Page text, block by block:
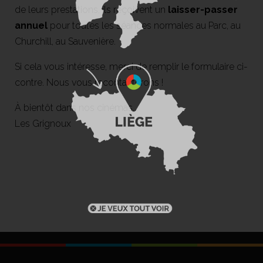
de leurs prestations, ils reçoivent un laisser-passer
annuel pour toutes les séances normales au Parc, au
Churchill, au Sauvenière.
Si cela vous intéresse, merci de remplir le formulaire ci-
contre. Nous vous recontacterons !
À bientôt dans nos cinémas...
Les Grignoux